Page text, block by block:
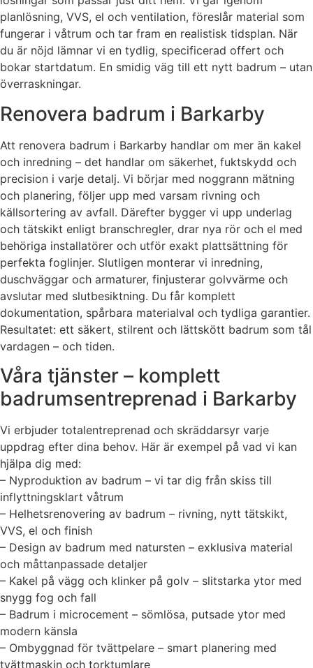
planlösning, VVS, el och ventilation, föreslår material som
fungerar i våtrum och tar fram en realistisk tidsplan. När
du är nöjd lämnar vi en tydlig, specificerad offert och
bokar startdatum. En smidig väg till ett nytt badrum – utan
överraskningar.
Renovera badrum i Barkarby
Att renovera badrum i Barkarby handlar om mer än kakel
och inredning – det handlar om säkerhet, fuktskydd och
precision i varje detalj. Vi börjar med noggrann mätning
och planering, följer upp med varsam rivning och
källsortering av avfall. Därefter bygger vi upp underlag
och tätskikt enligt branschregler, drar nya rör och el med
behöriga installatörer och utför exakt plattsättning för
perfekta foglinjer. Slutligen monterar vi inredning,
duschväggar och armaturer, finjusterar golvvärme och
avslutar med slutbesiktning. Du får komplett
dokumentation, spårbara materialval och tydliga garantier.
Resultatet: ett säkert, stilrent och lättskött badrum som tål
vardagen – och tiden.
Våra tjänster – komplett
badrumsentreprenad i Barkarby
Vi erbjuder totalentreprenad och skräddarsyr varje
uppdrag efter dina behov. Här är exempel på vad vi kan
hjälpa dig med:
– Nyproduktion av badrum – vi tar dig från skiss till
inflyttningsklart våtrum
– Helhetsrenovering av badrum – rivning, nytt tätskikt,
VVS, el och finish
– Design av badrum med natursten – exklusiva material
och måttanpassade detaljer
– Kakel på vägg och klinker på golv – slitstarka ytor med
snygg fog och fall
– Badrum i microcement – sömlösa, putsade ytor med
modern känsla
– Ombyggnad för tvättpelare – smart planering med
tvättmaskin och torktumlare